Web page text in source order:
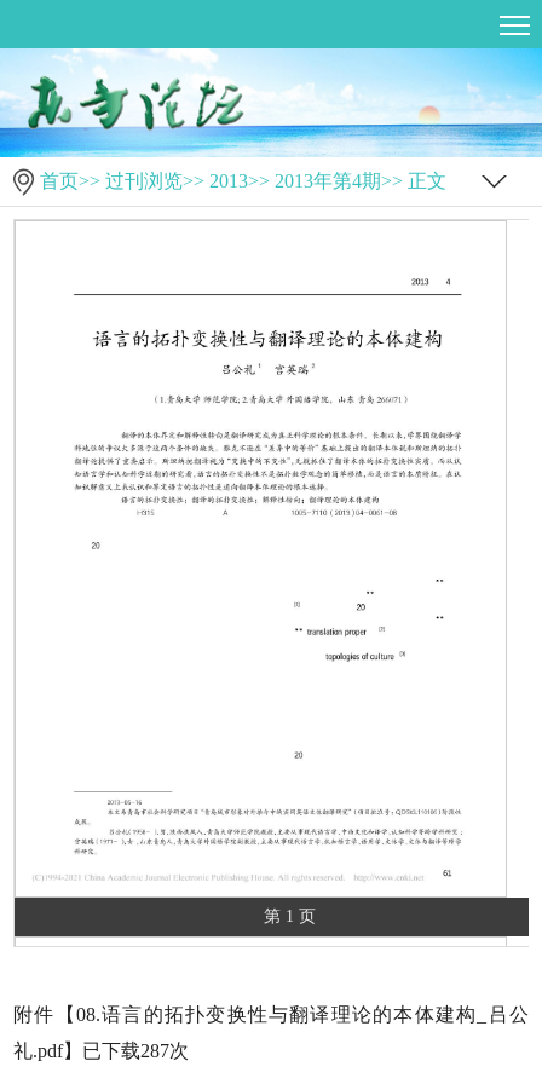
首页>> 过刊浏览>> 2013>> 2013年第4期>> 正文
第 1 页
附件【 08.语言的拓扑变换性与翻译理论的本体建构_吕公
礼.pdf】已下载287次